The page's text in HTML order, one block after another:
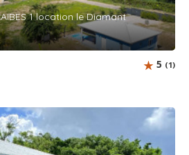
1 location le Diamant
5 (1)